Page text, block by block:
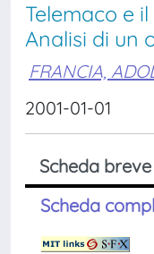
Telemaco e
Analisi di un
FRANCIA,
2001-01-01
Scheda breve
Scheda